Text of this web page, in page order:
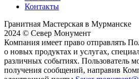
Контакты
Гранитная Мастерская в Мурманске
2024 © Север Монумент
Компания имеет право отправлять
о новых продуктах и услугах,
различных событиях. Пользователь
получения сообщений, направив